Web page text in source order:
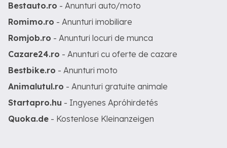
Bestauto.ro - Anunturi auto/moto
Romimo.ro - Anunturi imobiliare
Romjob.ro - Anunturi locuri de munca
Cazare24.ro - Anunturi cu oferte de cazare
Bestbike.ro - Anunturi moto
Animalutul.ro - Anunturi gratuite animale
Startapro.hu - Ingyenes Apróhirdetés
Quoka.de - Kostenlose Kleinanzeigen